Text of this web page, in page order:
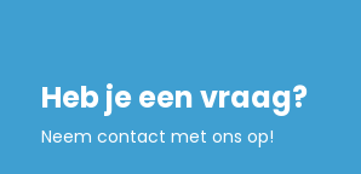
Heb je een vraag?
Neem contact met ons op!